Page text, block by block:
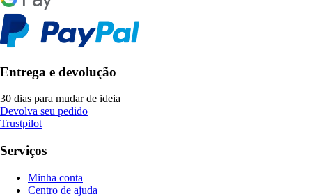
Entrega e devolução
30 dias para mudar de ideia
Devolva seu pedido
Trustpilot
Serviços
Minha conta
Centro de ajuda